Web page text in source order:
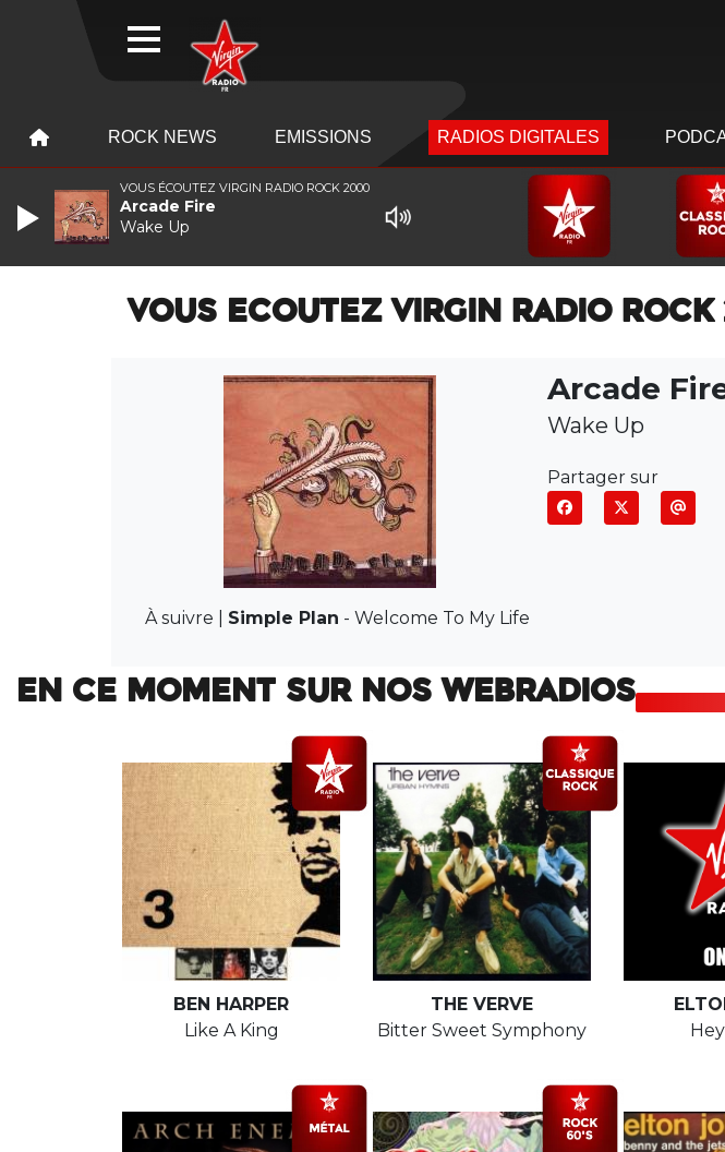
ROCK NEWS EMISSIONS RADIOS DIGITALES
VOUS ECOUTEZ VIRGIN RADIO
Arcade
Wake Up
Partager sur
À suivre | Simple Plan - Welcome To My Life
EN CE MOMENT SUR NOS WEBRADIOS
BEN HARPER
Like A King
THE VERVE
Bitter Sweet Symphony
VOUS ÉCOUTEZ VIRGIN RADIO ROCK 2000
Arcade Fire
Wake Up
WEBRADIO